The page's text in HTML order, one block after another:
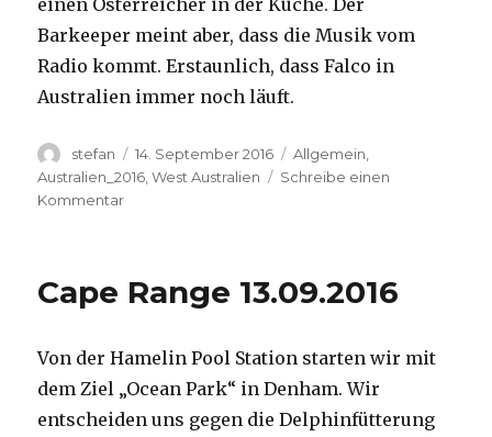
Barkeeper meint aber, dass die Musik vom
Radio kommt. Erstaunlich, dass Falco in
Australien immer noch läuft.
Autor
stefan
Veröffentlicht
am
14. September 2016 Kategorien
Allgemein
Australien_2016 ,West Australien
Schreibe einen
Kommentarzu
Cape Range 13.09.2016
Von der Hamelin Pool Station starten wir mit
dem Ziel „Ocean Park“ in Denham. Wir
entscheiden uns gegen die Delphinfütterung